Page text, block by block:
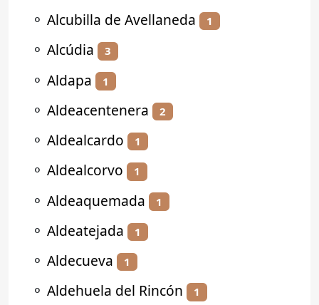
⚬ Alcubilla de Avellaneda 1
⚬ Alcúdia 3
⚬ Aldapa 1
⚬ Aldeacentenera 2
⚬ Aldealcardo 1
⚬ Aldealcorvo 1
⚬ Aldeaquemada 1
⚬ Aldeatejada 1
⚬ Aldecueva 1
⚬ Aldehuela del Rincón 1